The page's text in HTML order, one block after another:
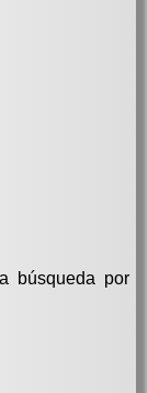
búsqueda por